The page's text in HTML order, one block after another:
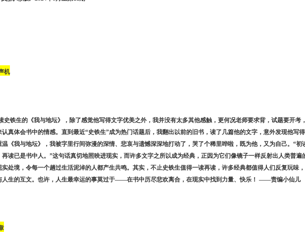
机
史铁生的《我与地坛》，除了感觉他写得文字优美之外，我并没有太多其他感触，更何况老师要求背，试题要开考，
认真体会书中的情感。直到最近“史铁生”成为热门话题后，我翻出以前的旧书，读了几篇他的文字，意外发现他写得
温《我与地坛》，我被字里行间弥漫的深情、悲哀与遗憾深深地打动了，哭了个稀里哗啦，既为他，又为自己。“初
再读已是书中人。”这句话真切地照映进现实，而许多文字之所以成为经典，正因为它们像镜子一样反射出人类普遍
处境，令每一个趟过生活泥淖的人都产生共鸣。其实，不止史铁生值得一读再读，许多经典都值得人们反复玩味，
人生的互文。也许，人生最幸运的事莫过于——在书中历尽悲欢离合，在现实中找到力量、快乐！ ——责编小仙儿